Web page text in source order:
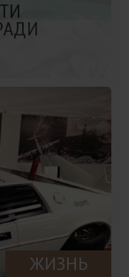
ЖИЗНЬ